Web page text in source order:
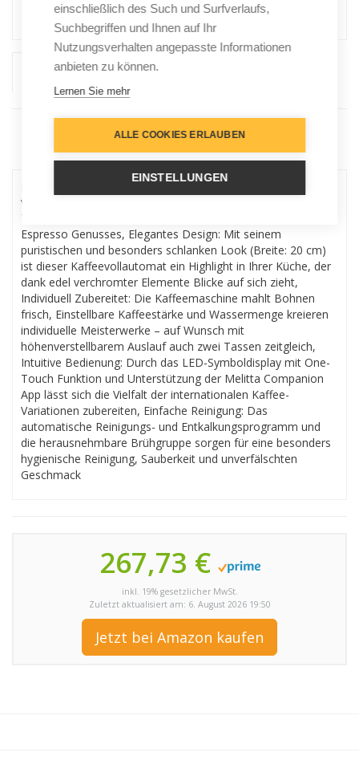
Menu
Einzigartiger Kaffeegenuss: Als ideales Einstiegsgerät
verbindet der Caffeo Solo Kaffeeautomat mit Mahlwerk
Tradition. Ideale für Kaffeeliebhaber des reinen Kaffee und
Espresso Genusses, Elegantes Design: Mit seinem
puristischen und besonders schlanken Look (Breite: 20 cm)
ist dieser Kaffeevollautomat ein Highlight in Ihrer Küche, der
dank edel verchromter Elemente Blicke auf sich zieht,
Individuell Zubereitet: Die Kaffeemaschine mahlt Bohnen
frisch, Einstellbare Kaffeestärke und Wassermenge kreieren
individuelle Meisterwerke – auf Wunsch mit
höhenverstellbarem Auslauf auch zwei Tassen zeitgleich,
Intuitive Bedienung: Durch das LED-Symboldisplay mit One-
Touch Funktion und Unterstützung der Melitta Companion
App lässt sich die Vielfalt der internationalen Kaffee-
Variationen zubereiten, Einfache Reinigung: Das
automatische Reinigungs- und Entkalkungsprogramm und
die herausnehmbare Brühgruppe sorgen für eine besonders
hygienische Reinigung, Sauberkeit und unverfälschten
Geschmack
267,73 €
inkl. 19% gesetzlicher MwSt.
Zuletzt aktualisiert am: 6. August 2026 19:50
Jetzt bei Amazon kaufen
einschließlich des Such und Surfverlaufs,
Suchbegriffen und Ihnen auf Ihr
Nutzungsverhalten angepasste Informationen
anbieten zu können.
Lernen Sie mehr
ALLE COOKIES ERLAUBEN
EINSTELLUNGEN